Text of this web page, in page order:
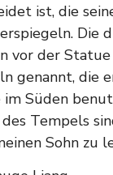
ist, die
Die
vor der
genannt, die
im Süden
Tempels
Sohn zu